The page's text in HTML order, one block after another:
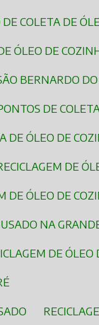
DE COLETA DE
ÓLEO DE
BERNARDO
PONTOS DE
DE ÓLEO DE
RECICLAGEM DE
DE ÓLEO DE
NA
DE